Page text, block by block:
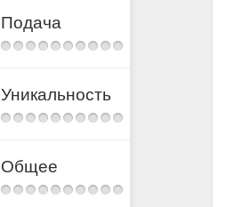
Подача
Уникальность
Общее